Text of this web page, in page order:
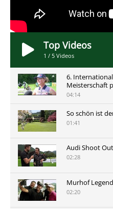
Top Videos
1 / 5 Videos
6.
Meisterschaft
04:14
So schön ist
01:41
Audi Shoot
02:28
Murhof
02:20